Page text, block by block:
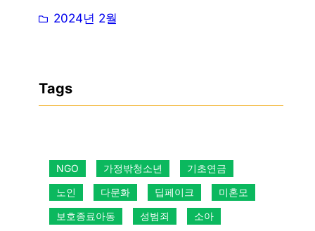
2024년 2월
Tags
NGO 가정밖청소년
기초연금
노인
다문화 딥페이크
미혼모
보호종료아동
성범죄
소아